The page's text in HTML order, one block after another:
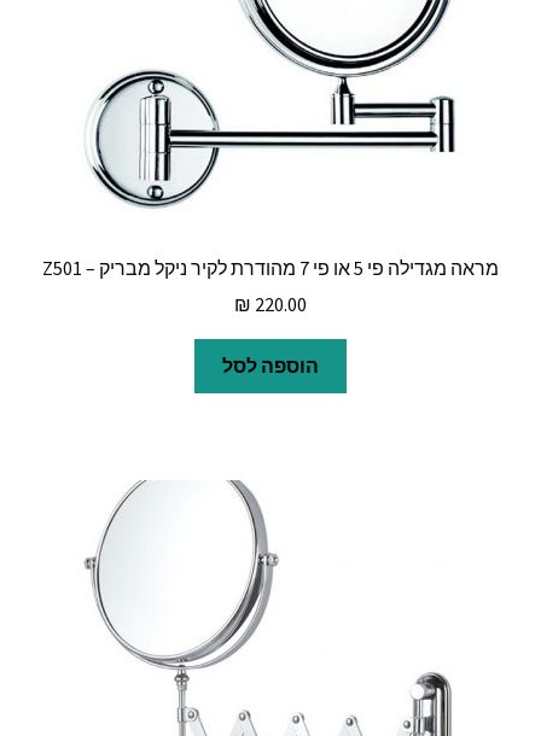
מראה מגדילה פי 5 או פי 7 מהודרת לקיר ניקל מבריק – Z501
₪ 220.00
הוספה לסל